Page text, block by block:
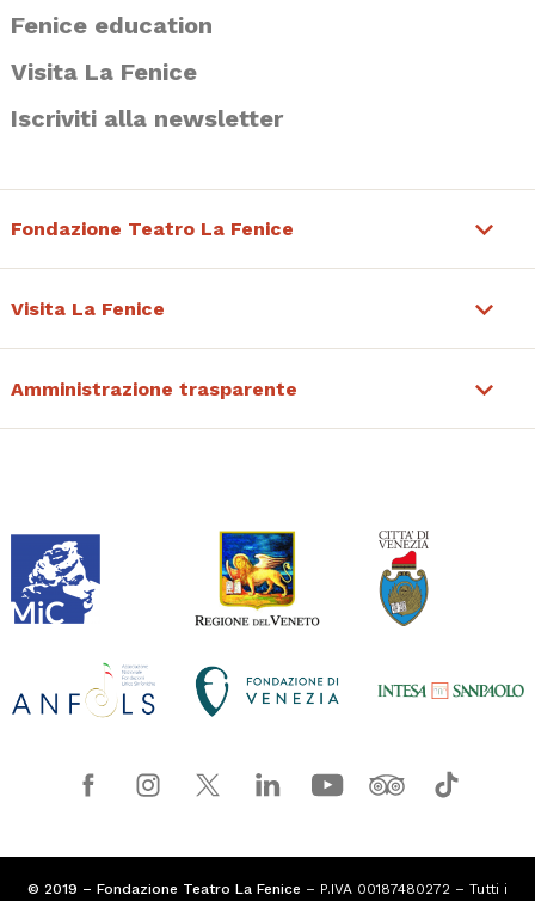
Fenice education
Visita La Fenice
Iscriviti alla newsletter
Fondazione Teatro La Fenice
Visita La Fenice
Amministrazione trasparente
© 2019 – Fondazione Teatro La Fenice – P.IVA 00187480272 – Tutti i